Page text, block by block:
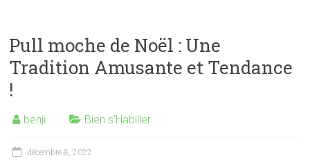
Pull moche de Noël : Une
Tradition Amusante et Tendance
!
benji Bien s'Habiller
décembre 8, 2022